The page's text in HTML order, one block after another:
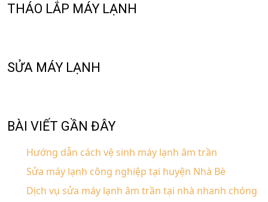
THÁO LẮP MÁY LẠNH
SỬA MÁY LẠNH
BÀI VIẾT GẦN ĐÂY
Hướng dẫn cách vệ sinh máy lạnh âm trần
Sửa máy lạnh công nghiệp tại huyện Nhà Bè
Dịch vụ sửa máy lạnh âm trần tại nhà nhanh chóng